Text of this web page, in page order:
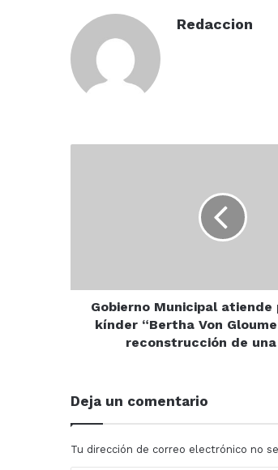
Redaccion
Gloumer”;
piden
reconstrucción
Gobierno Municipal
kínder “Bertha Von
reconstrucción de
Deja un comentario
Tu dirección de correo electrónico no